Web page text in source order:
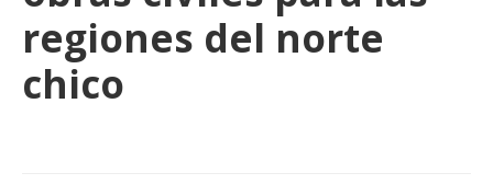
regiones del norte
chico